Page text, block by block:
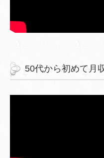
50代から初めて月